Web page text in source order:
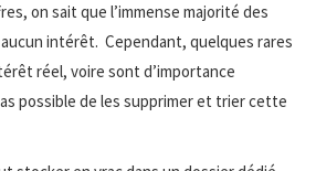
on sait que l’immense majorité des
intérêt. Cependant, quelques rares
réel, voire sont d’importance
possible de les supprimer et trier cette